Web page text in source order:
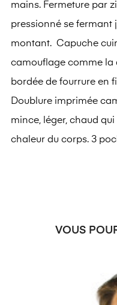
mains. Fermeture par
pressionné se fermant
montant. Capuche
camouflage comme la
bordée de fourrure en
Doublure imprimée
mince, léger, chaud
chaleur du corps. 3
VOUS